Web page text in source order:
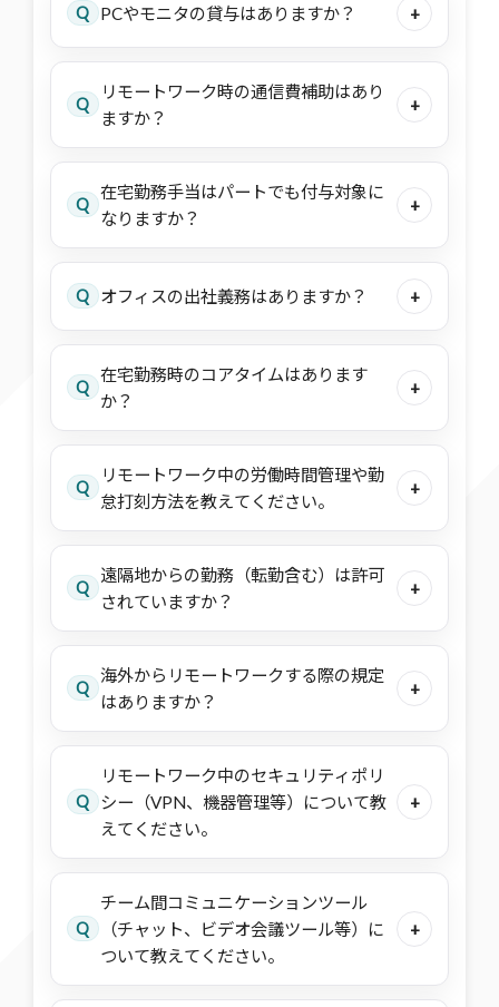
Q PCやモニタの貸与はありますか？ +
Q
リモートワーク時の通信費補助はあり
ますか？
+
Q
在宅勤務手当はパートでも付与対象に
なりますか？
+
Q オフィスの出社義務はありますか？ +
Q
在宅勤務時のコアタイムはあります
か？
+
Q
リモートワーク中の労働時間管理や勤
怠打刻方法を教えてください。
+
Q
遠隔地からの勤務（転勤含む）は許可
されていますか？
+
Q
海外からリモートワークする際の規定
はありますか？
+
Q
リモートワーク中のセキュリティポリ
シー（VPN、機器管理等）について教
えてください。
+
Q
チーム間コミュニケーションツール
（チャット、ビデオ会議ツール等）に
ついて教えてください。
+